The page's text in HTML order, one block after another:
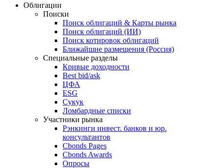
Облигации
Поиски
Поиск облигаций & Карты рынка
Поиск облигаций (ИИ)
Поиск котировок облигаций
Ближайшие размещения (Россия)
Специальные разделы
Кривые доходности
Best bid/ask
ЦФА
ESG
Сукук
Ломбардные списки
Участники рынка
Рэнкинги инвест. банков и юр.
консультантов
Cbonds Pages
Cbonds Awards
Опросы